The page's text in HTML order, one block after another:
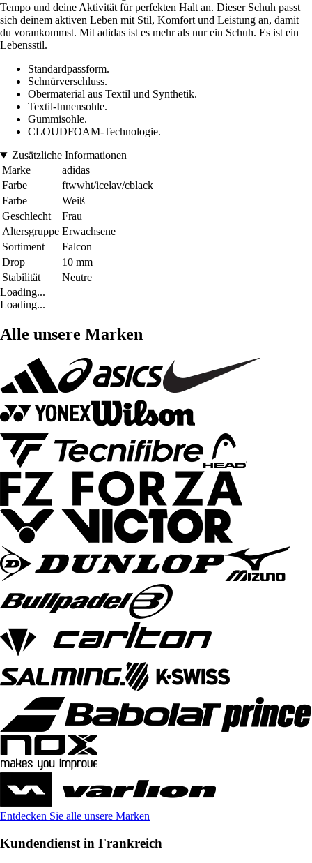
Tempo und deine Aktivität für perfekten Halt an. Dieser Schuh passt
sich deinem aktiven Leben mit Stil, Komfort und Leistung an, damit
du vorankommst. Mit adidas ist es mehr als nur ein Schuh. Es ist ein
Lebensstil.
Standardpassform.
Schnürverschluss.
Obermaterial aus Textil und Synthetik.
Textil-Innensohle.
Gummisohle.
CLOUDFOAM-Technologie.
Zusätzliche Informationen
Marke
adidas
Farbe
ftwwht/icelav/cblack
Farbe
Weiß
Geschlecht
Frau
Altersgruppe Erwachsene
Sortiment
Falcon
Drop
10 mm
Stabilität
Neutre
Loading...
Loading...
Alle unsere Marken
Entdecken Sie alle unsere Marken
Kundendienst in Frankreich